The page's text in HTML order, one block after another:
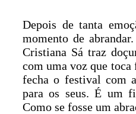
Depois de tanta
momento de
Cristiana Sá traz
com uma voz que
fecha o festival com
para os seus. É um
Como se fosse um